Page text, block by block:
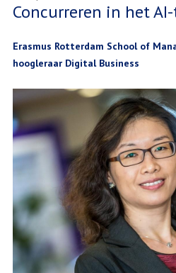
Concurreren in het
Erasmus Rotterdam School of
hoogleraar Digital Business